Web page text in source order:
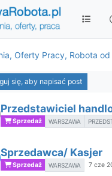
Oferty Pracy, Robota od
się, aby napisać post
Przedstawiciel
Sprzedaż WARSZAWA
Sprzedawca/ Kasjer
Sprzedaż WARSZAWA 7 cze